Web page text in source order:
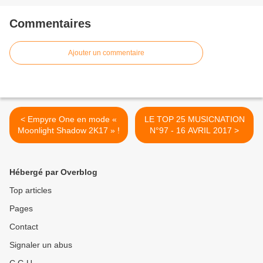
Commentaires
Ajouter un commentaire
< Empyre One en mode «
Moonlight Shadow 2K17 » !
LE TOP 25 MUSICNATION
N°97 - 16 AVRIL 2017 >
Hébergé par Overblog
Top articles
Pages
Contact
Signaler un abus